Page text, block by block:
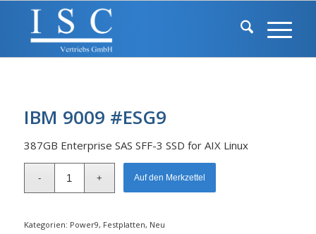
IBM 9009 #ESG9
387GB Enterprise SAS SFF-3 SSD for AIX Linux
Auf den Merkzettel
Kategorien: Power9, Festplatten, Neu